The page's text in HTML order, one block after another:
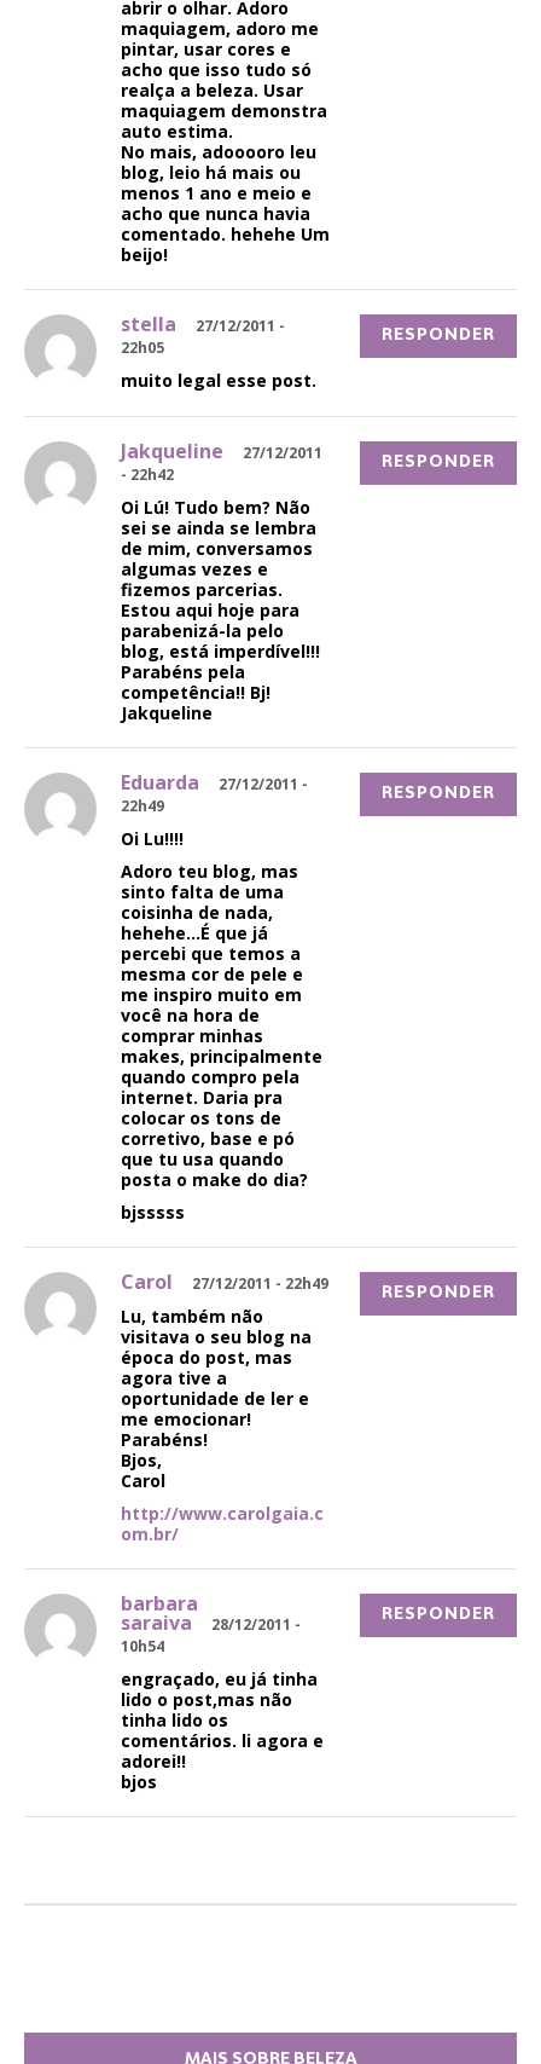
abrir o olhar. Adoro
maquiagem, adoro me
pintar, usar cores e
acho que isso tudo só
realça a beleza. Usar
maquiagem demonstra
auto estima.
No mais, adooooro leu
blog, leio há mais ou
menos 1 ano e meio e
acho que nunca havia
comentado. hehehe Um
beijo!
stella
27/12/2011 -
22h05
muito legal esse post.
RESPONDER
Jakqueline
27/12/2011
- 22h42
Oi Lú! Tudo bem? Não
sei se ainda se lembra
de mim, conversamos
algumas vezes e
fizemos parcerias.
Estou aqui hoje para
parabenizá-la pelo
blog, está imperdível!!!
Parabéns pela
competência!! Bj!
Jakqueline
RESPONDER
Eduarda
27/12/2011 -
22h49
Oi Lu!!!!
Adoro teu blog, mas
sinto falta de uma
coisinha de nada,
hehehe…É que já
percebi que temos a
mesma cor de pele e
me inspiro muito em
você na hora de
comprar minhas
makes, principalmente
quando compro pela
internet. Daria pra
colocar os tons de
corretivo, base e pó
que tu usa quando
posta o make do dia?
bjsssss
RESPONDER
Carol 27/12/2011 - 22h49
Lu, também não
visitava o seu blog na
época do post, mas
agora tive a
oportunidade de ler e
me emocionar!
Parabéns!
Bjos,
Carol
http://www.carolgaia.c
om.br/
RESPONDER
barbara
saraiva
28/12/2011 -
10h54
engraçado, eu já tinha
lido o post,mas não
tinha lido os
comentários. li agora e
adorei!!
bjos
RESPONDER
MAIS SOBRE BELEZA